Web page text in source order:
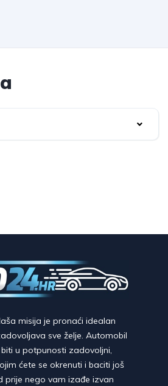
misija je pronaći idealan
sve želje. Automobil
u potpunosti zadovoljni,
ćete se okrenuti i baciti još
prije nego vam izađe izvan